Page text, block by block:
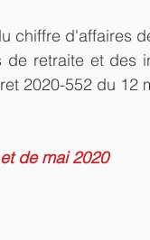
chiffre d'affaires
retraite et des
2020-552 du 12
de mai 2020